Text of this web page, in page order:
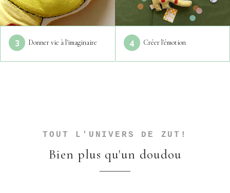
3 Donner vie à l'imaginaire 4 Créer l'émotion
TOUT L'UNIVERS DE ZUT!
Bien plus qu'un doudou